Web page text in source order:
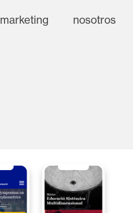
marketing nosotros